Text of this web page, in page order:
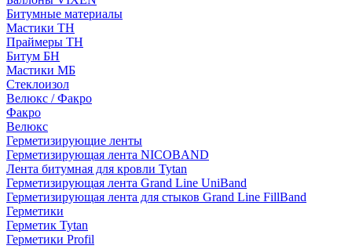
Битумные материалы
Мастики ТН
Праймеры ТН
Битум БН
Мастики МБ
Стеклоизол
Велюкс / Факро
Факро
Велюкс
Герметизирующие ленты
Герметизирующая лента NICOBAND
Лента битумная для кровли Tytan
Герметизирующая лента Grand Line UniBand
Герметизирующая лента для стыков Grand Line FillBand
Герметики
Герметик Tytan
Герметики Profil